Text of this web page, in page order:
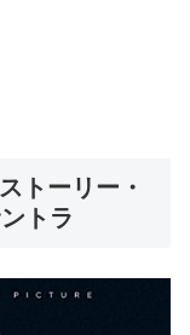
トーリー・
トラ